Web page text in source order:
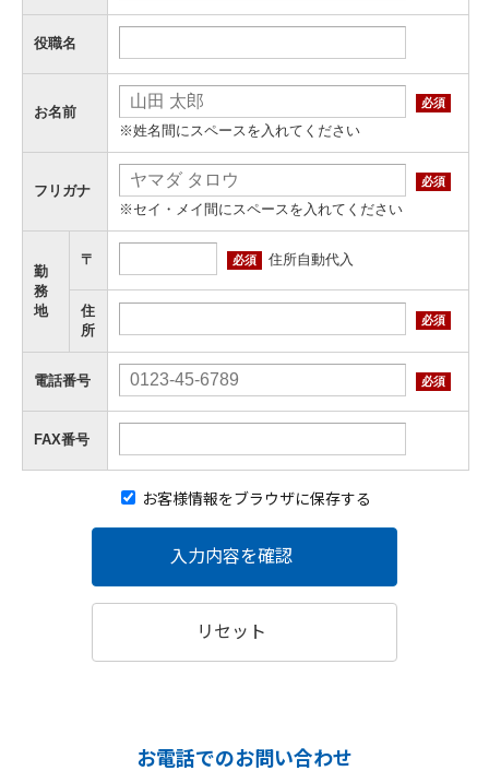
役職名
お名前
必須
※姓名間にスペースを入れてください
フリガナ
必須
※セイ・メイ間にスペースを入れてください
勤
務
地
〒 必須 住所自動代入
住
所
必須
電話番号 必須
FAX番号
お客様情報をブラウザに保存する
入力内容を確認
リセット
お電話でのお問い合わせ